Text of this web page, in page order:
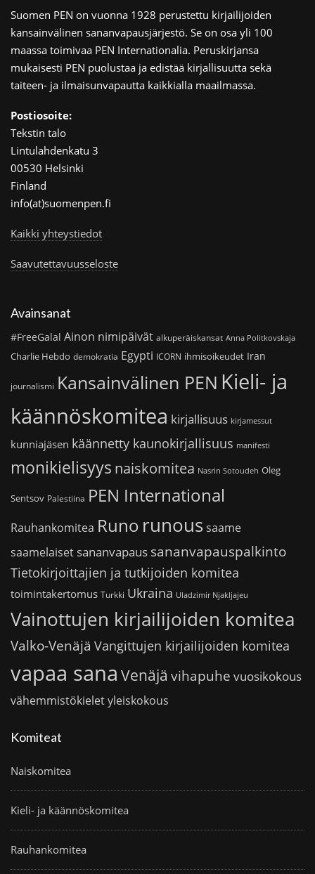
Suomen PEN on vuonna 1928 perustettu kirjailijoiden
kansainvälinen sananvapausjärjestö. Se on osa yli 100
maassa toimivaa PEN Internationalia. Peruskirjansa
mukaisesti PEN puolustaa ja edistää kirjallisuutta sekä
taiteen- ja ilmaisunvapautta kaikkialla maailmassa.
Postiosoite:
Tekstin talo
Lintulahdenkatu 3
00530 Helsinki
Finland
info(at)suomenpen.fi
Kaikki yhteystiedot
Saavutettavuusseloste
Avainsanat
#FreeGalal Ainon nimipäivät alkuperäiskansat Anna Politkovskaja
Charlie Hebdo demokratia Egypti ICORN ihmisoikeudet Iran
journalismi Kansainvälinen PEN Kieli- ja
käännöskomitea kirjallisuus kirjamessut
kunniajäsen käännetty kaunokirjallisuus manifesti
monikielisyys naiskomitea Nasrin Sotoudeh Oleg
Sentsov Palestiina PEN International
Rauhankomitea Runo runoussaame
saamelaiset sananvapaus sananvapauspalkinto
Tietokirjoittajien ja tutkijoiden komitea
toimintakertomus Turkki Ukraina Uladzimir Njakljajeu
Vainottujen kirjailijoiden komitea
Valko-Venäjä Vangittujen kirjailijoiden komitea
vapaa sana Venäjä vihapuhe vuosikokous
vähemmistökieletyleiskokous
Komiteat
Naiskomitea
Kieli- ja käännöskomitea
Rauhankomitea